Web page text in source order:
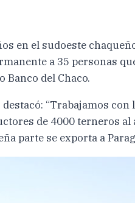
en el sudoeste
a 35 personas
del Chaco.
“Trabajamos con
de 4000 terneros al
parte se exporta a